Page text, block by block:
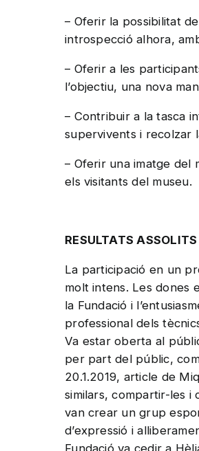
– Oferir la possibilitat
introspecció alhora,
– Oferir a les
l’objectiu, una nova
– Contribuir a la tasca
supervivents i recolzar
– Oferir una imatge del
els visitants del museu.
RESULTATS ASSOLITS
La participació en un
molt intens. Les dones
la Fundació i
professional dels
Va estar oberta al
per part del públic,
20.1.2019, article de
similars, compartir-les i
van crear un grup
d’expressió i
Fundació va cedir a